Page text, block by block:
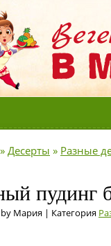
» Десерты » Разные
пудинг
by Мария | Категория